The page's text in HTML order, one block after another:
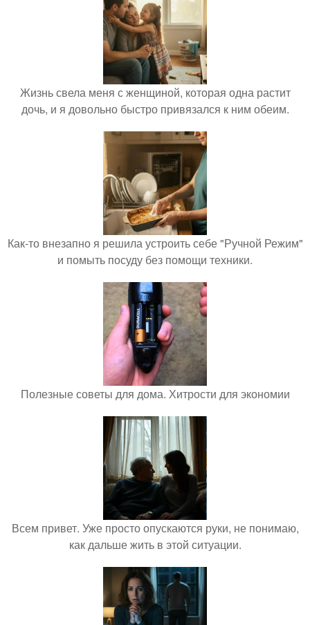
Жизнь свела меня с женщиной, которая одна растит
дочь, и я довольно быстро привязался к ним обеим.
Как-то внезапно я решила устроить себе "Ручной Режим"
и помыть посуду без помощи техники.
Полезные советы для дома. Хитрости для экономии
Всем привет. Уже просто опускаются руки, не понимаю,
как дальше жить в этой ситуации.